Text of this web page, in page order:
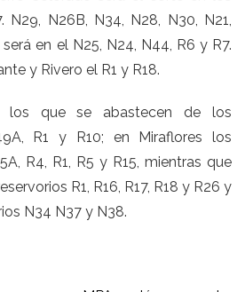
N29, N26B, N34, N28, N30, N21,
en el N25, N24, N44, R6 y R7.
y Rivero el R1 y R18.
los que se abastecen de los
R1 y R10; en Miraflores los
R4, R1, R5 y R15, mientras que
R1, R16, R17, R18 y R26 y
N34 N37 y N38.